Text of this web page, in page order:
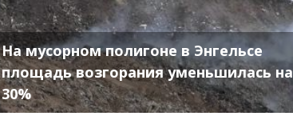
На мусорном полигоне в Энгельсе
площадь возгорания уменьшилась на
30%